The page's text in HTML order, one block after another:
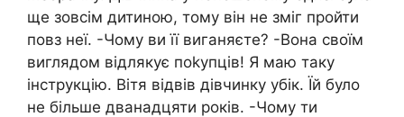
ще зовсім дитиною, тому він не зміг пройти
повз неї. -Чому ви її виганяєте? -Вона своїм
виглядом відлякує поkупців! Я маю таку
інструкцію. Вітя відвів дівчинку убік. Їй було
не більше дванадцяти років. -Чому ти